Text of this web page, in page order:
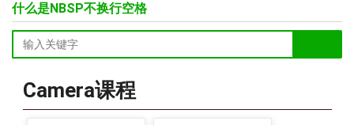
什么是NBSP不换行空格
Camera课程